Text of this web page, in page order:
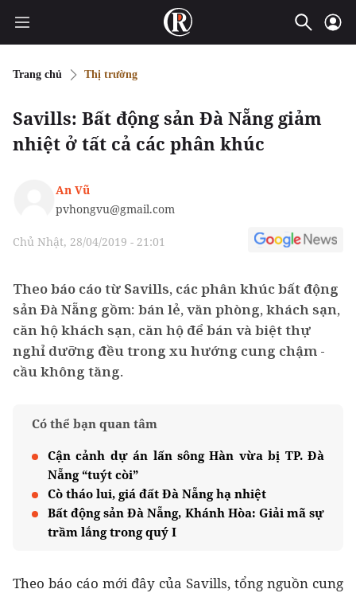
Trang chủ Thị trường
Savills: Bất động sản Đà Nẵng giảm
nhiệt ở tất cả các phân khúc
An Vũ
pvhongvu@gmail.com
Chủ Nhật, 28/04/2019 - 21:01
Theo báo cáo từ Savills, các phân khúc bất động
sản Đà Nẵng gồm: bán lẻ, văn phòng, khách sạn,
căn hộ khách sạn, căn hộ để bán và biệt thự
nghỉ dưỡng đều trong xu hướng cung chậm -
cầu không tăng.
Có thể bạn quan tâm
Cận cảnh dự án lấn sông Hàn vừa bị TP. Đà
Nẵng “tuýt còi”
Cò tháo lui, giá đất Đà Nẵng hạ nhiệt
Bất động sản Đà Nẵng, Khánh Hòa: Giải mã sự
trầm lắng trong quý I
Theo báo cáo mới đây của Savills, tổng nguồn cung